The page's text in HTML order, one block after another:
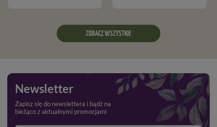
ZOBACZ WSZYSTKIE
Newsletter
Zapisz się do newslettera i bądź na
bieżąco z aktualnymi promocjami